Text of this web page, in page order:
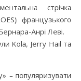
французького
Анрі Леві.
Kola, Jerry Hail та
– популяризувати